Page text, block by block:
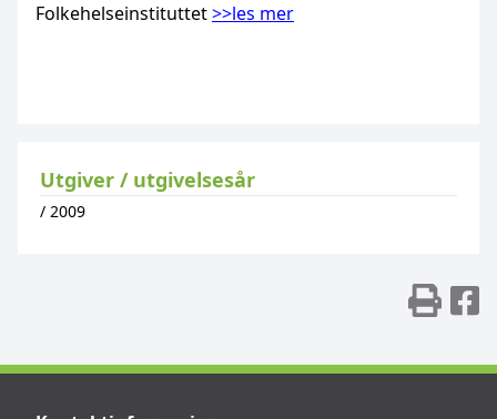
Folkehelseinstituttet>>les mer
Utgiver / utgivelsesår
/ 2009